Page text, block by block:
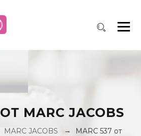
MARC JACOBS
MARC JACOBS →
MARC 537 от